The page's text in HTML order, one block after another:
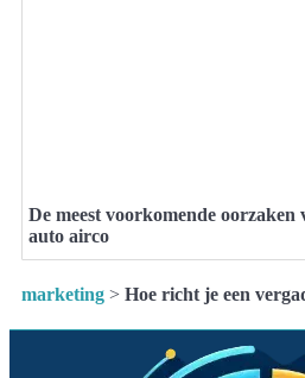
De meest voorkomende oorzaken
auto airco
marketing > Hoe richt je een